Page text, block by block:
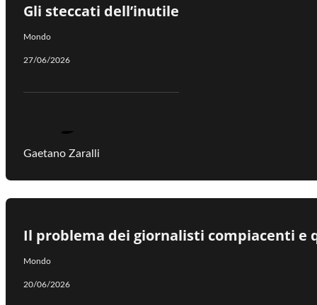
Gli steccati dell’inutile
Mondo
27/06/2026
Gaetano Zaralli
Il problema dei giornalisti compiacenti e
Mondo
20/06/2026